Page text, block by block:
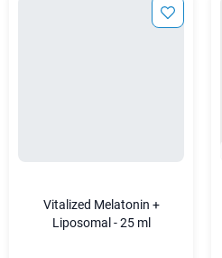
Vitalized Melatonin +
Liposomal - 25 ml